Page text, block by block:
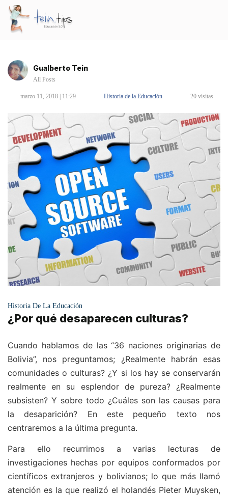
Gualberto Tein
All Posts
marzo 11, 2018 | 11:29 Historia de la Educación 20 visitas
Historia De La Educación
¿Por qué desaparecen culturas?
Cuando hablamos de las “36 naciones originarias de
Bolivia”, nos preguntamos; ¿Realmente habrán esas
comunidades o culturas? ¿Y si los hay se conservarán
realmente en su esplendor de pureza? ¿Realmente
subsisten? Y sobre todo ¿Cuáles son las causas para
la desaparición? En este pequeño texto nos
centraremos a la última pregunta.
Para ello recurrimos a varias lecturas de
investigaciones hechas por equipos conformados por
científicos extranjeros y bolivianos; lo que más llamó
atención es la que realizó el holandés Pieter Muysken,